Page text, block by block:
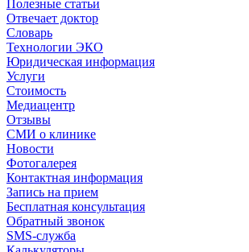
Полезные статьи
Отвечает доктор
Словарь
Технологии ЭКО
Юридическая информация
Услуги
Стоимость
Медиацентр
Отзывы
СМИ о клинике
Новости
Фотогалерея
Контактная информация
Запись на прием
Бесплатная консультация
Обратный звонок
SMS-служба